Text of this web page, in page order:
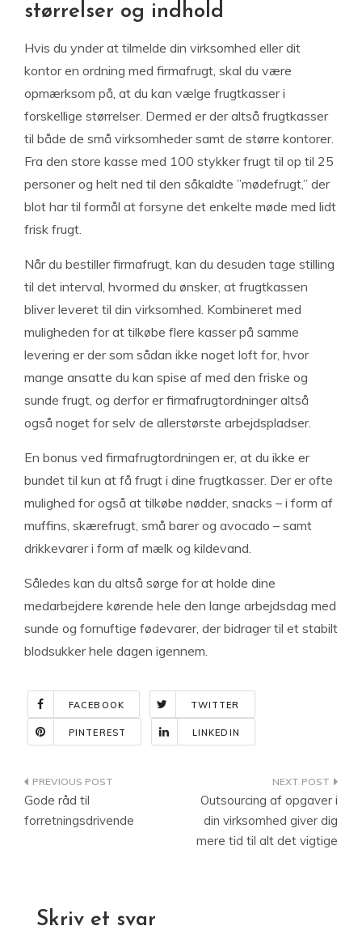
størrelser og indhold
Hvis du ynder at tilmelde din virksomhed eller dit
kontor en ordning med firmafrugt, skal du være
opmærksom på, at du kan vælge frugtkasser i
forskellige størrelser. Dermed er der altså frugtkasser
til både de små virksomheder samt de større kontorer.
Fra den store kasse med 100 stykker frugt til op til 25
personer og helt ned til den såkaldte ”mødefrugt,” der
blot har til formål at forsyne det enkelte møde med lidt
frisk frugt.
Når du bestiller firmafrugt, kan du desuden tage stilling
til det interval, hvormed du ønsker, at frugtkassen
bliver leveret til din virksomhed. Kombineret med
muligheden for at tilkøbe flere kasser på samme
levering er der som sådan ikke noget loft for, hvor
mange ansatte du kan spise af med den friske og
sunde frugt, og derfor er firmafrugtordninger altså
også noget for selv de allerstørste arbejdspladser.
En bonus ved firmafrugtordningen er, at du ikke er
bundet til kun at få frugt i dine frugtkasser. Der er ofte
mulighed for også at tilkøbe nødder, snacks – i form af
muffins, skærefrugt, små barer og avocado – samt
drikkevarer i form af mælk og kildevand.
Således kan du altså sørge for at holde dine
medarbejdere kørende hele den lange arbejdsdag med
sunde og fornuftige fødevarer, der bidrager til et stabilt
blodsukker hele dagen igennem.
FACEBOOK TWITTER
PINTEREST LINKEDIN
Indlægsnavigation
Gode råd til
forretningsdrivende
Outsourcing af opgaver i
din virksomhed giver dig
mere tid til alt det vigtige
Skriv et svar